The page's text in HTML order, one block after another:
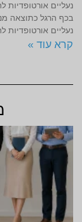
נעליים אורטופדיות
בכף הרגל כתוצאה
נעליים אורטופדיות
קרא עוד »